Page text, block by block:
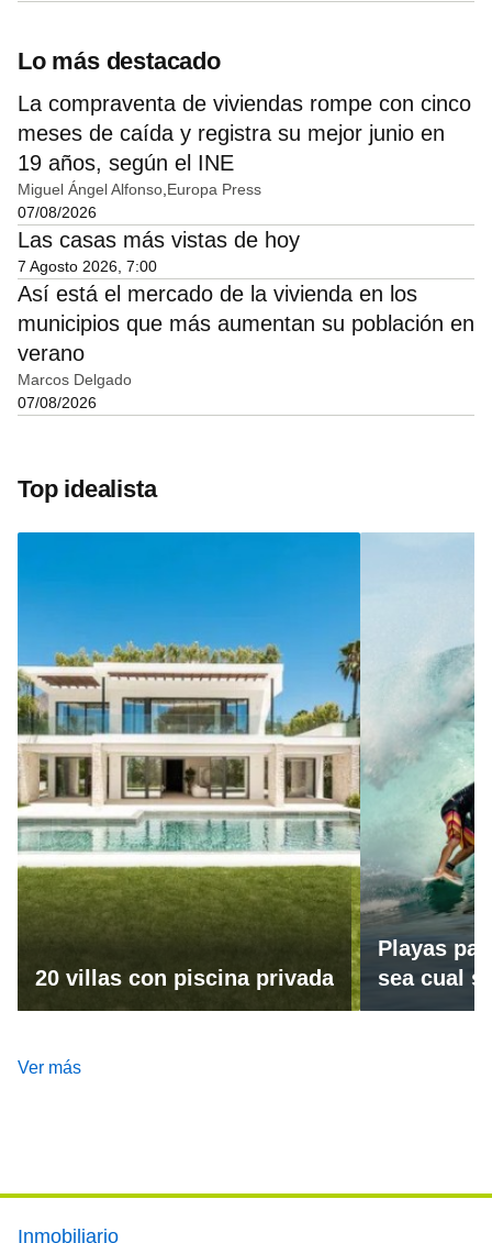
Lo más destacado
La compraventa de viviendas rompe con cinco
meses de caída y registra su mejor junio en
19 años, según el INE
Miguel Ángel Alfonso Europa Press
07/08/2026
Las casas más vistas de hoy
7 Agosto 2026, 7:00
Así está el mercado de la vivienda en los
municipios que más aumentan su población en
verano
Marcos Delgado
07/08/2026
Top idealista
20 villas con piscina privada
Playas
sea cual
Ver más
Footer main menu
Inmobiliario